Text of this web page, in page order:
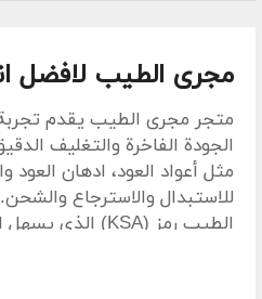
مجرى الطيب لافضل
متجر مجرى الطيب يقدم تجربة
الجودة الفاخرة والتغليف
مثل أعواد العود، ادهان
للاستبدال والاسترجاع
الطيب رمز (KSA) الذي يسهل الحصول على تخفيضات على مجموعات العود الفاخرة.